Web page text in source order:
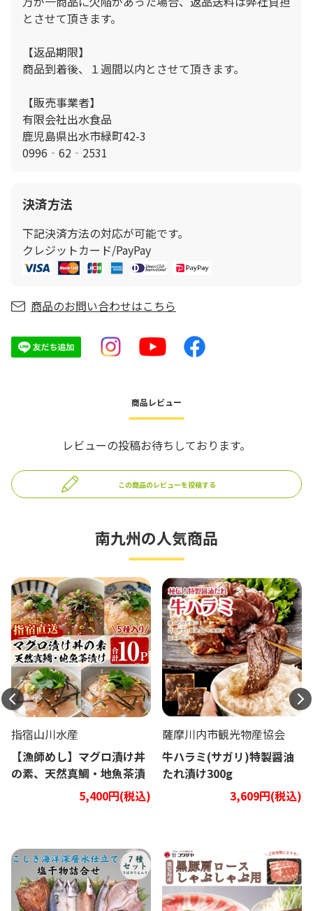
とさせて頂きます。
【返品期限】
商品到着後、１週間以内とさせて頂きます。
【販売事業者】
有限会社出水食品
鹿児島県出水市緑町42-3
0996‐62‐2531
決済方法
下記決済方法の対応が可能です。
クレジットカード/PayPay
商品のお問い合わせはこちら
商品レビュー
レビューの投稿お待ちしております。
この商品のレビューを投稿する
南九州の人気商品
指宿山川水産
【漁師めし】マグロ漬け丼
の素、天然真鯛・地魚茶漬
け5種類10Pセット5,400円(税込)
薩摩川内市観光物産協会
牛ハラミ(サガリ)特製醤油
たれ漬け300g
3,609円(税込)